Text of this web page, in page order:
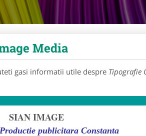
Media
gasi informatii utile despre Tipografie
SIAN IMAGE
publicitara Constanta